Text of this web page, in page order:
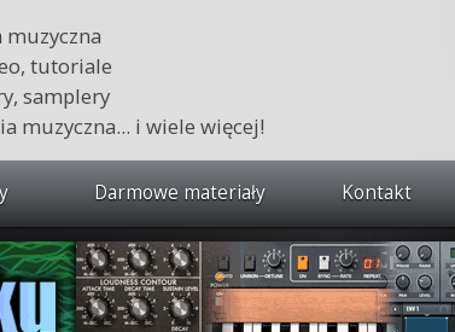
tutoriale
samplery
muzyczna... i wiele więcej!
kursy i warsztaty
Darmowe materiały Kontakt